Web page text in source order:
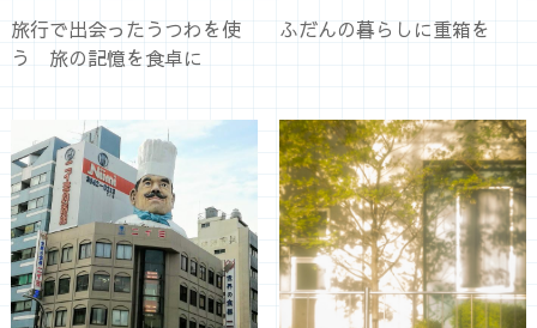
旅行で出会ったうつわを使
う 旅の記憶を食卓に
ふだんの暮らしに重箱を